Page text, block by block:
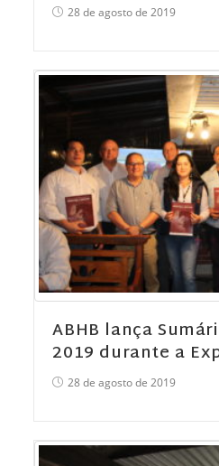
28 de agosto de 2019
ABHB lança
2019 durante a
28 de agosto de 2019